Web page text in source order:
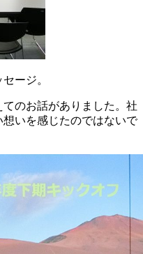
ージ。
のお話がありました。社
いを感じたのではないで